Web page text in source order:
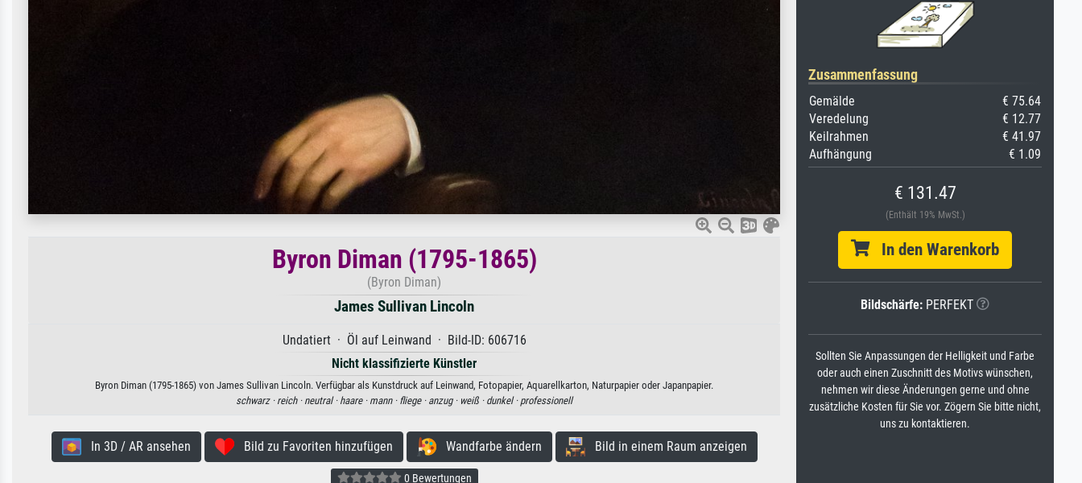
Byron Diman (1795-1865)
(Byron Diman)
James Sullivan Lincoln
Undatiert · Öl auf Leinwand · Bild-ID: 606716
Nicht klassifizierte Künstler
Byron Diman (1795-1865) von James Sullivan Lincoln. Verfügbar als Kunstdruck auf Leinwand, Fotopapier, Aquarellkarton, Naturpapier oder Japanpapier.
schwarz · reich · neutral · haare · mann · fliege · anzug · weiß · dunkel · professionell
In 3D / AR ansehen Bild zu Favoriten hinzufügen Wandfarbe ändern Bild in einem Raum anzeigen
0 Bewertungen
Zusammenfassung
Gemälde
€ 75.64
Veredelung
€ 12.77
Keilrahmen
€ 41.97
Aufhängung
€ 1.09
€ 131.47
(Enthält 19% MwSt.)
In den Warenkorb
Bildschärfe: PERFEKT
Sollten Sie Anpassungen der Helligkeit und Farbe
oder auch einen Zuschnitt des Motivs wünschen,
nehmen wir diese Änderungen gerne und ohne
zusätzliche Kosten für Sie vor. Zögern Sie bitte nicht,
uns zu kontaktieren.